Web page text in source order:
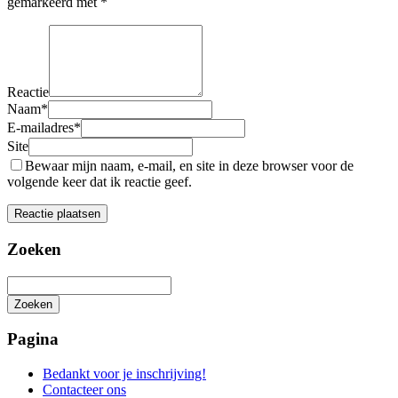
Reactie
Naam*
E-mailadres*
Site
Bewaar mijn naam, e-mail, en site in deze browser voor de
volgende keer dat ik reactie geef.
Zoeken
Zoeken
zoeken
Pagina
Bedankt voor je inschrijving!
Contacteer ons